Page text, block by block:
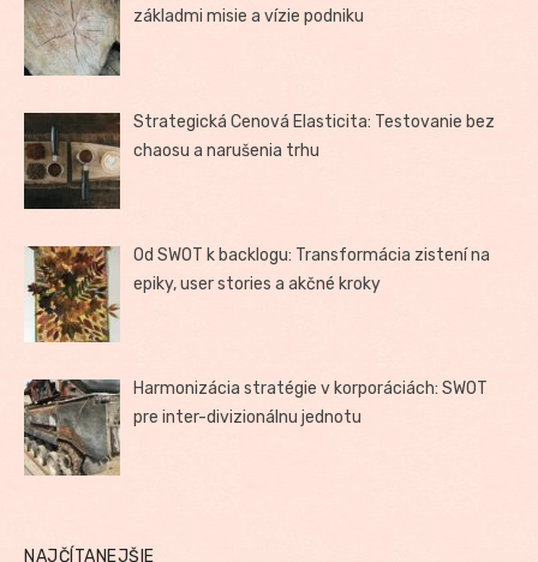
základmi misie a vízie podniku
Strategická Cenová Elasticita: Testovanie bez
chaosu a narušenia trhu
Od SWOT k backlogu: Transformácia zistení na
epiky, user stories a akčné kroky
Harmonizácia stratégie v korporáciách: SWOT
pre inter-divizionálnu jednotu
NAJČÍTANEJŠIE